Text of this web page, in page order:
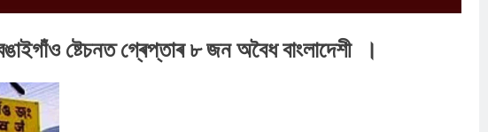
ষ্টেচনত গ্ৰেপ্তাৰ ৮ জন অবৈধ বাংলাদেশী ।